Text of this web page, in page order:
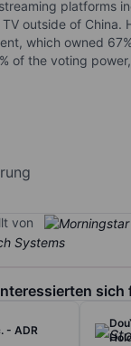
platforms
outside of China.
which owned
of the voting
von
sich
- ADR